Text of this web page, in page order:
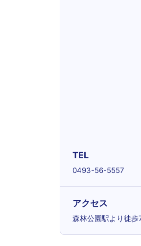
TEL
0493-56-5557
アクセス
森林公園駅より徒歩7